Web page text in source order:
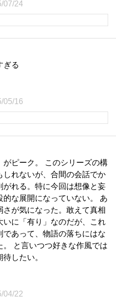
07/24
ぎる
05/16
がピーク。 このシリーズの構
しれないが、合間の会話でか
がれる。特に今回は想像と妄
的な展開になっていない。 あ
さが気になった。敢えて真相
いに「有り」なのだが、これ
であって、物語の落ちにはな
。 と言いつつ好きな作風では
したい。
04/22